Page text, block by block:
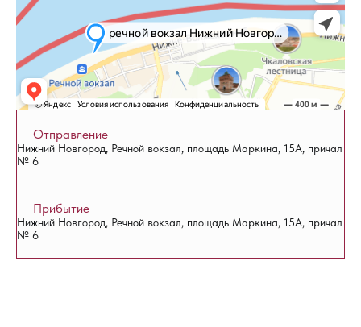
Отправление
Нижний Новгород, Речной вокзал, площадь Маркина, 15А, причал
№ 6
Прибытие
Нижний Новгород, Речной вокзал, площадь Маркина, 15А, причал
№ 6